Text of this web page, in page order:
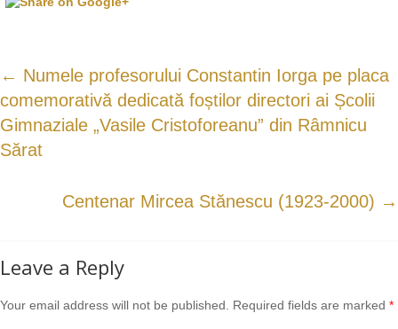
← Numele profesorului Constantin Iorga pe placa
comemorativă dedicată foștilor directori ai Școlii
Gimnaziale „Vasile Cristoforeanu” din Râmnicu
Sărat
Centenar Mircea Stănescu (1923-2000) →
Leave a Reply
Your email address will not be published. Required fields are marked *